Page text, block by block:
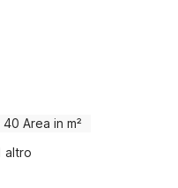
40 Area in m²
altro